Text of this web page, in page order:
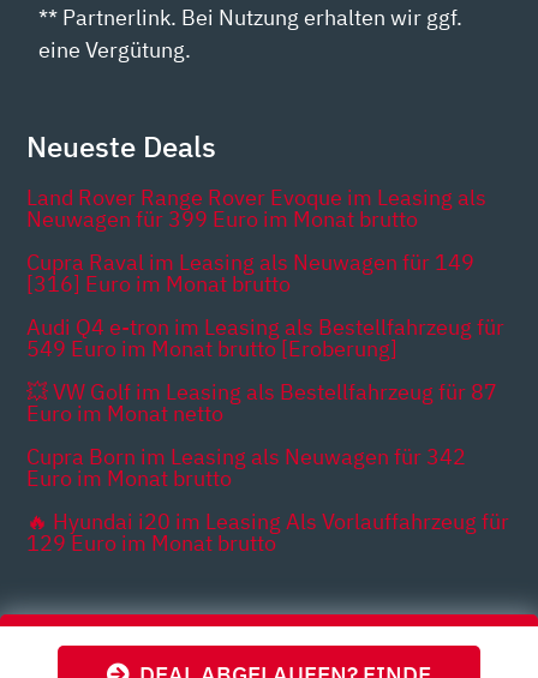
** Partnerlink. Bei Nutzung erhalten wir ggf.
eine Vergütung.
Neueste Deals
Land Rover Range Rover Evoque im Leasing als
Neuwagen für 399 Euro im Monat brutto
Cupra Raval im Leasing als Neuwagen für 149
[316] Euro im Monat brutto
Audi Q4 e-tron im Leasing als Bestellfahrzeug für
549 Euro im Monat brutto [Eroberung]
💥 VW Golf im Leasing als Bestellfahrzeug für 87
Euro im Monat netto
Cupra Born im Leasing als Neuwagen für 342
Euro im Monat brutto
🔥 Hyundai i20 im Leasing Als Vorlauffahrzeug für
129 Euro im Monat brutto